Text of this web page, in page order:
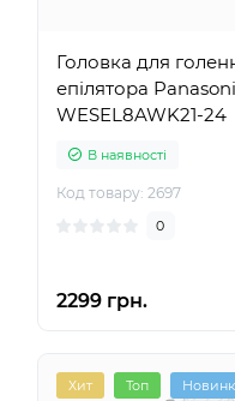
Головка для
епілятора
WESEL8AWK21-24
В наявності
Код товару: 2697
0
2299 грн.
Хит Топ